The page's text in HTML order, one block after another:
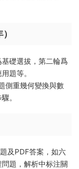
礎選拔，第二輪爲
題等。
側重幾何變換與數
。
及PDF答案，如六
題，解析中标注關